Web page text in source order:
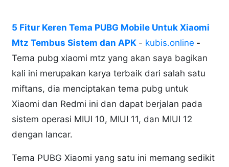
5 Fitur Keren Tema PUBG Mobile Untuk Xiaomi
Mtz Tembus Sistem dan APK - kubis.online -
Tema pubg xiaomi mtz yang akan saya bagikan
kali ini merupakan karya terbaik dari salah satu
miftans, dia menciptakan tema pubg untuk
Xiaomi dan Redmi ini dan dapat berjalan pada
sistem operasi MIUI 10, MIUI 11, dan MIUI 12
dengan lancar.
Tema PUBG Xiaomi yang satu ini memang sedikit